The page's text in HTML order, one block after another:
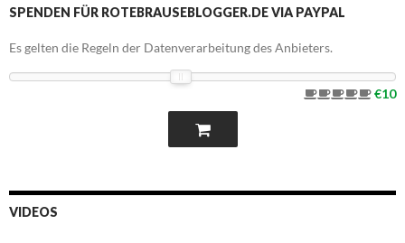
SPENDEN FÜR ROTEBRAUSEBLOGGER.DE VIA PAYPAL
Es gelten die Regeln der Datenverarbeitung des Anbieters.
€10
VIDEOS